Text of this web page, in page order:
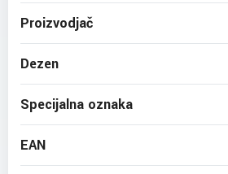
Proizvodjač
Dezen
Specijalna oznaka
EAN